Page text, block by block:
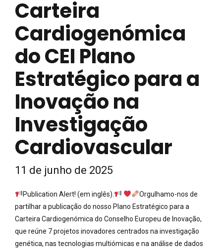
Carteira
Cardiogenómica
do CEI Plano
Estratégico para a
Inovação na
Investigação
Cardiovascular
11 de junho de 2025
Publication Alert! (em inglês).
Orgulhamo-nos de
partilhar a publicação do nosso Plano Estratégico para a
Carteira Cardiogenómica do Conselho Europeu de Inovação,
que reúne 7 projetos inovadores centrados na investigação
genética, nas tecnologias multiómicas e na análise de dados